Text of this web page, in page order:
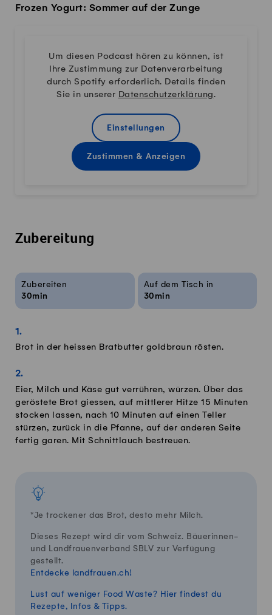
Frozen Yogurt: Sommer auf der Zunge
Um diesen Podcast hören zu können, ist
Ihre Zustimmung zur Datenverarbeitung
durch Spotify erforderlich. Details finden
Sie in unserer Datenschutzerklärung.
Einstellungen
Zustimmen & Anzeigen
Zubereitung
Rezeptinfos
Zubereiten
30min
Auf dem Tisch in
30min
Brot in der heissen Bratbutter goldbraun rösten.
Eier, Milch und Käse gut verrühren, würzen. Über das
geröstete Brot giessen, auf mittlerer Hitze 15 Minuten
stocken lassen, nach 10 Minuten auf einen Teller
stürzen, zurück in die Pfanne, auf der anderen Seite
fertig garen. Mit Schnittlauch bestreuen.
*Je trockener das Brot, desto mehr Milch.
Dieses Rezept wird dir vom Schweiz. Bäuerinnen-
und Landfrauenverband SBLV zur Verfügung
gestellt.
Entdecke landfrauen.ch!
Lust auf weniger Food Waste? Hier findest du
Rezepte, Infos & Tipps.